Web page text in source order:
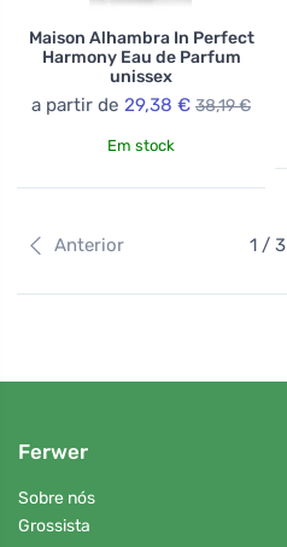
Maison Alhambra In Perfect
Harmony Eau de Parfum
unissex
a partir de 29,38 € 38,19 €
Em stock
Anterior 1 / 3
Ferwer
Sobre nós
Grossista